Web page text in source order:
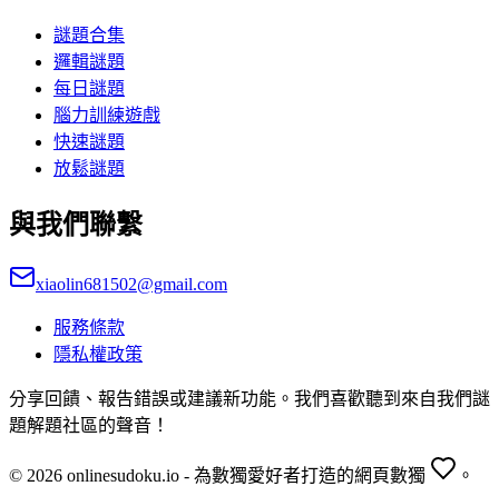
謎題合集
邏輯謎題
每日謎題
腦力訓練遊戲
快速謎題
放鬆謎題
與我們聯繫
xiaolin681502@gmail.com
服務條款
隱私權政策
分享回饋、報告錯誤或建議新功能。我們喜歡聽到來自我們謎
題解題社區的聲音！
© 2026 onlinesudoku.io - 為數獨愛好者打造的網頁數獨 。